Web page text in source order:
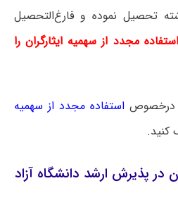
تحصیل نموده و فارغ‌التحصیل
مجدد از سهمیه ایثارگران را
درخصوص استفاده مجدد از سهمیه
کنید.
در پذیرش ارشد دانشگاه آزاد